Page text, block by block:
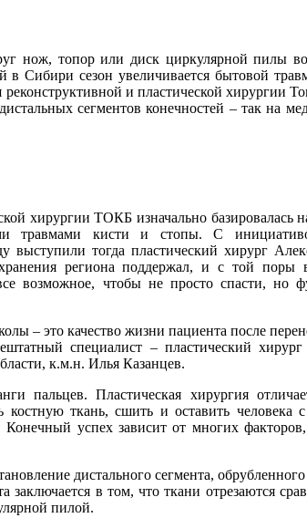
нож, топор или диск циркулярной пилы
Сибири сезон увеличивается бытовой
и пластической хирургии
сегментов конечностей – так на
хирургии ТОКБ изначально базировалась
травмами кисти и стопы. С
тогда пластический хирург
региона поддержал, и с той поры
возможное, чтобы не просто спасти, но
– это качество жизни пациента после
специалист – пластический
к.м.н. Илья Казанцев.
пальцев. Пластическая хирургия
костную ткань, сшить и оставить человека
успех зависит от многих
дистального сегмента,
в том, что ткани отрезаются
пилой.